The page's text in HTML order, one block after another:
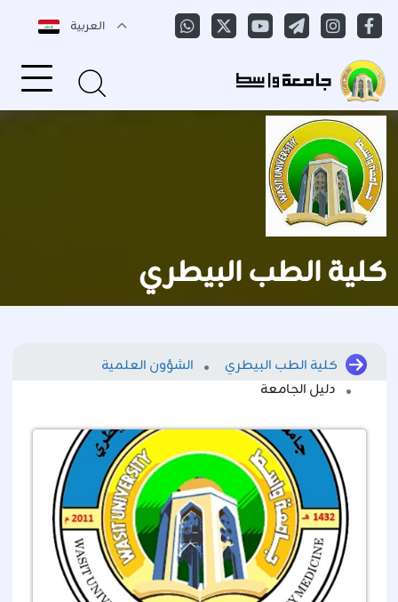
العربية
كلية الطب البيطري
كلية الطب البيطري
الشؤون العلمية
دليل الجامعة